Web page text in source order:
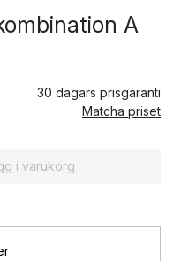
A
30 dagars prisgaranti
Matcha priset
i varukorg